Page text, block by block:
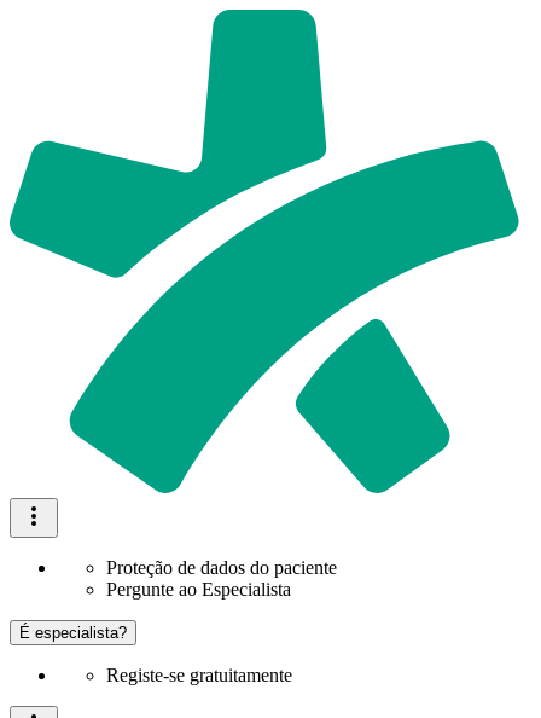
Proteção de dados do paciente
Pergunte ao Especialista
É especialista?
Registe-se gratuitamente